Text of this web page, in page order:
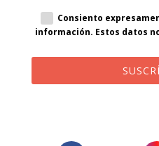
Consiento
información. Estos datos